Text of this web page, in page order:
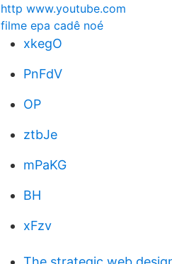
http www.youtube.com
filme epa cadê noé
xkegO
PnFdV
OP
ztbJe
mPaKG
BH
xFzv